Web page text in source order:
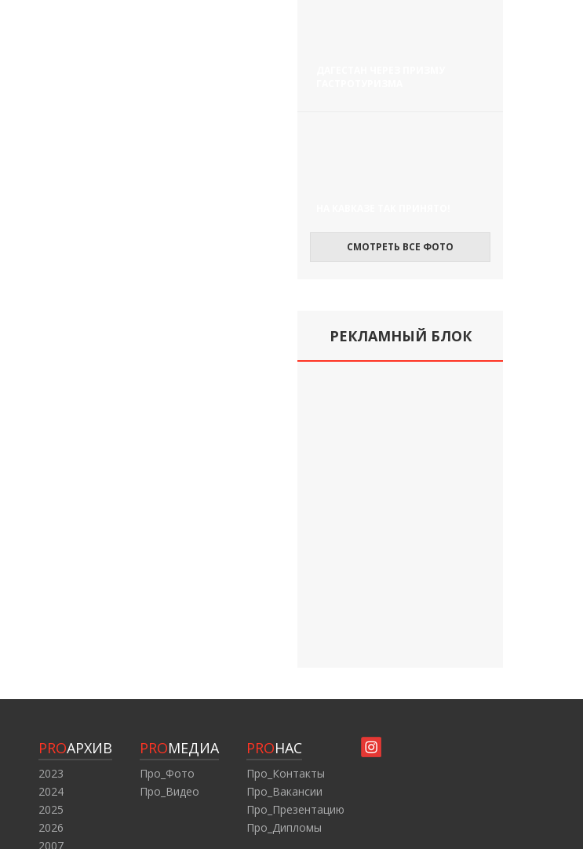
СМОТРЕТЬ ВСЕ ФОТО
РЕКЛАМНЫЙ БЛОК
PROАРХИВ
2023
2024
2025
2026
2007
PROМЕДИА
Про_Фото
Про_Видео
PROНАС
Про_Контакты
Про_Вакансии
Про_Презентацию
Про_Дипломы